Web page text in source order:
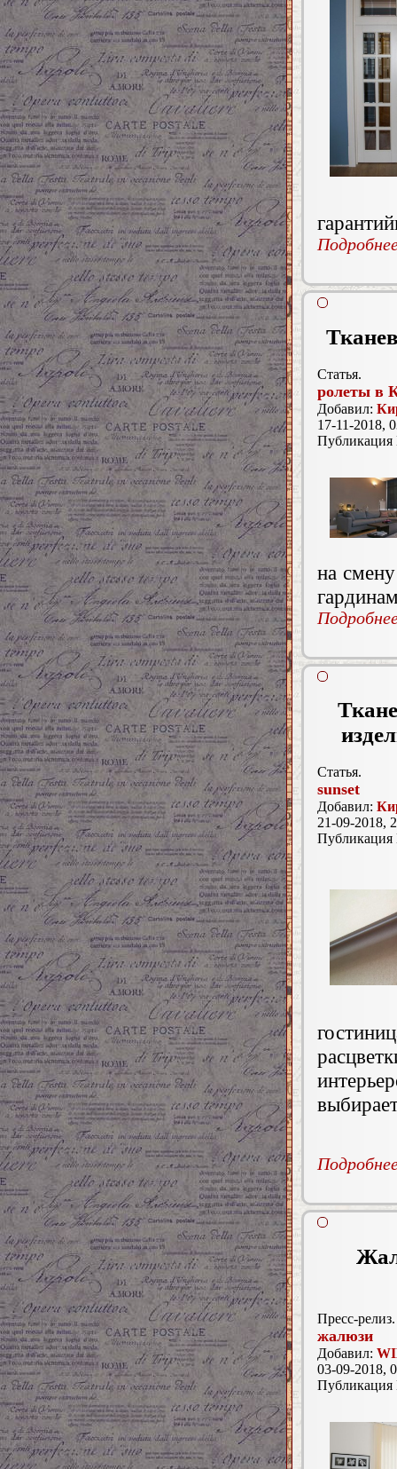
Статья.
ролеты в
Добавил:
17-11-2018,
на
Статья.
sunset
Добавил:
21-09-2018,
Пресс-релиз.
жалюзи
Добавил:
03-09-2018,